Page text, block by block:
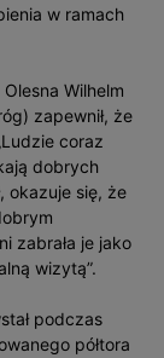
w ramach
Wilhelm
zapewnił, że
coraz
dobrych
okazuje się, że
zabrała je jako
wizytą”.
podczas
półtora